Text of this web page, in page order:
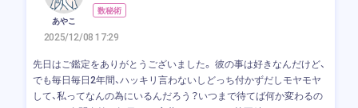
あやこ
数秘術
2025/12/08 17:29
先日はご鑑定をありがとうございました。 彼の事は好きなんだけど、
でも毎日毎日2年間、ハッキリ言わないしどっち付かずだしモヤモヤ
して、私ってなんの為にいるんだろう？いつまで待てば何か変わるの